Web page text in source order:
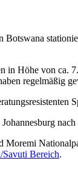
Botswana
in Höhe von ca.
regelmäßig
Savuti Bereich.